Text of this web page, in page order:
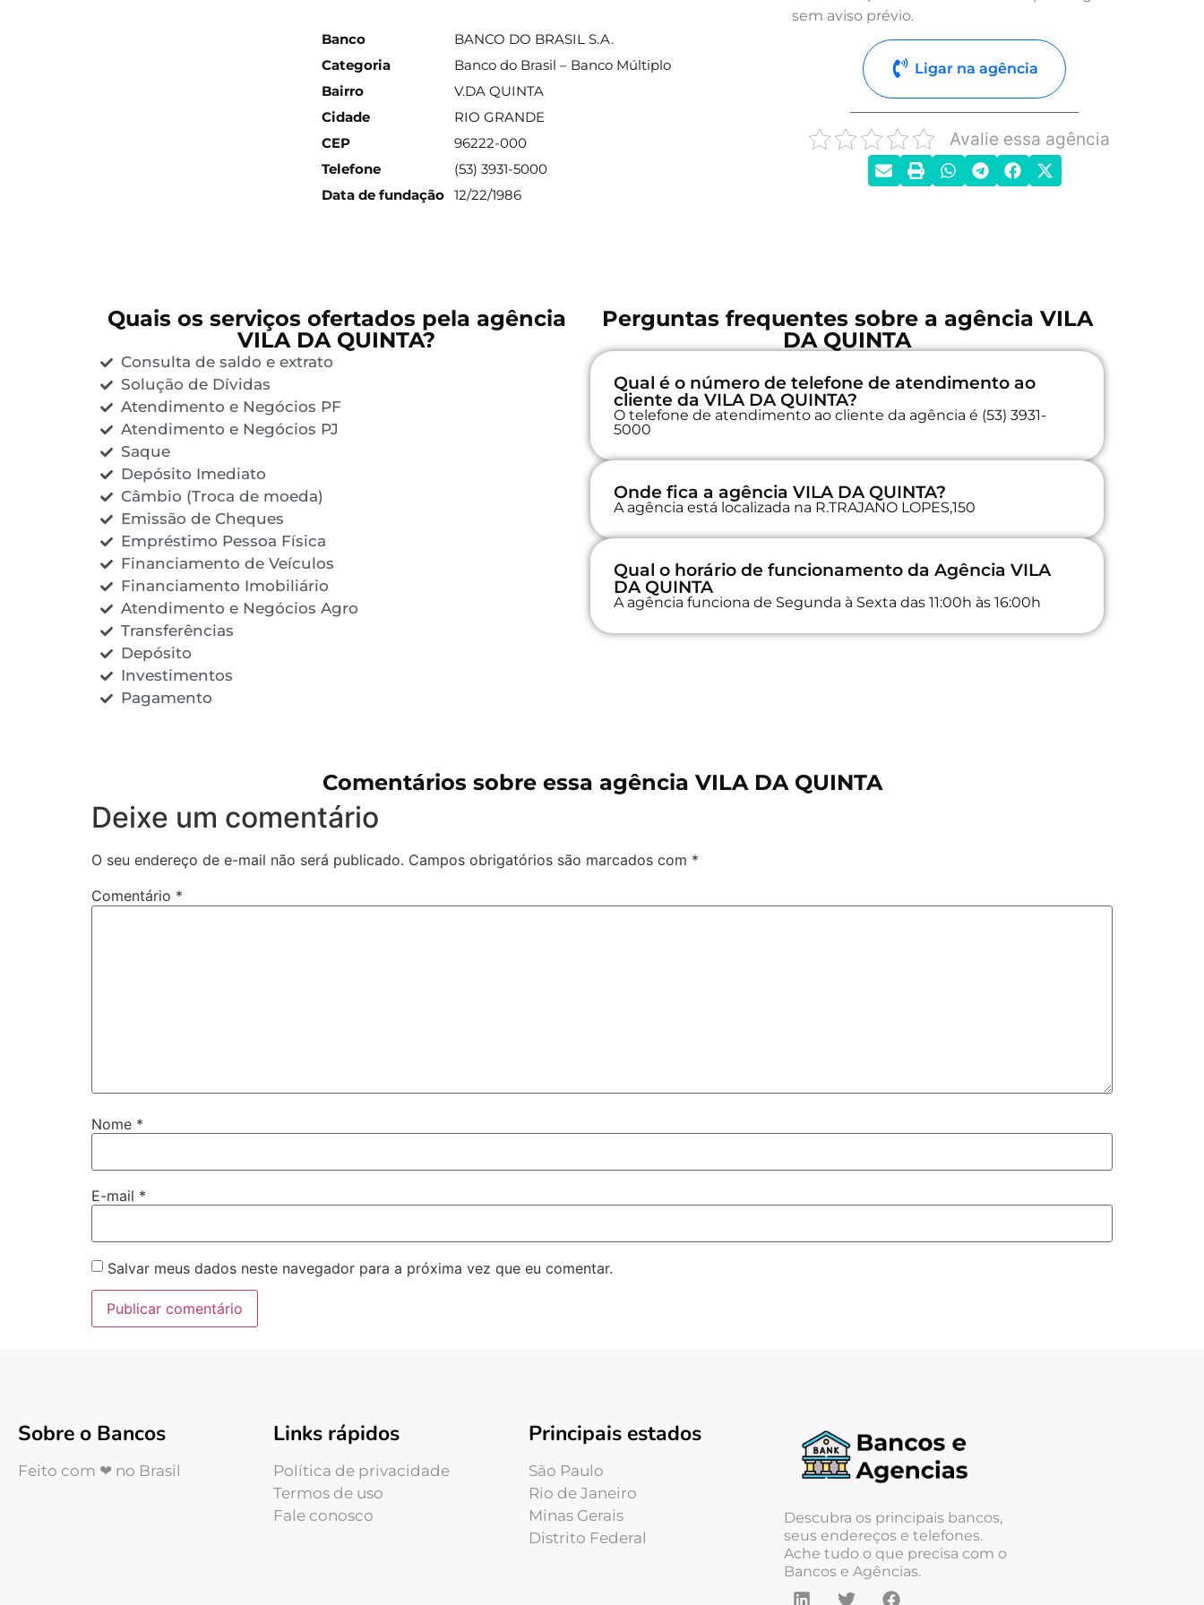
Banco
BANCO DO BRASIL S.A.
Categoria
Banco do Brasil – Banco Múltiplo
Bairro
V.DA QUINTA
Cidade
RIO GRANDE
CEP
96222-000
Telefone
(53) 3931-5000
Data de fundação 12/22/1986
sem aviso prévio.
Ligar na agência
Avalie essa agência
Quais os serviços ofertados pela agência
VILA DA QUINTA?
Consulta de saldo e extrato
Solução de Dívidas
Atendimento e Negócios PF
Atendimento e Negócios PJ
Saque
Depósito Imediato
Câmbio (Troca de moeda)
Emissão de Cheques
Empréstimo Pessoa Física
Financiamento de Veículos
Financiamento Imobiliário
Atendimento e Negócios Agro
Transferências
Depósito
Investimentos
Pagamento
Perguntas frequentes sobre a agência VILA
DA QUINTA
Qual é o número de telefone de atendimento ao
cliente da VILA DA QUINTA?
O telefone de atendimento ao cliente da agência é (53) 3931-
5000
Onde fica a agência VILA DA QUINTA?
A agência está localizada na R.TRAJANO LOPES,150
Qual o horário de funcionamento da Agência VILA
DA QUINTA
A agência funciona de Segunda à Sexta das 11:00h às 16:00h
Comentários sobre essa agência VILA DA QUINTA
Deixe um comentário
O seu endereço de e-mail não será publicado. Campos obrigatórios são marcados com *
Comentário *
Nome *
E-mail *
Salvar meus dados neste navegador para a próxima vez que eu comentar.
Sobre o Bancos
Feito com ❤ no Brasil
Links rápidos
Política de privacidade
Termos de uso
Fale conosco
Principais estados
São Paulo
Rio de Janeiro
Minas Gerais
Distrito Federal
Descubra os principais bancos,
seus endereços e telefones.
Ache tudo o que precisa com o
Bancos e Agências.